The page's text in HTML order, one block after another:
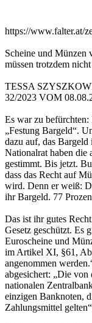
https://www.falter.at/
Scheine und Münzen
müssen trotzdem
TESSA
32/2023 VOM
Es war zu
„Festung Bargeld“.
dazu auf, das
Nationalrat haben die
gestimmt. Bis jetzt.
dass das Recht auf
wird. Denn er weiß:
ihr Bargeld. 77
Das ist ihr gutes
Gesetz geschützt. Es
Euroscheine und
im Artikel XI, §61,
angenommen
abgesichert: „Die von
nationalen
einzigen Banknoten,
Zahlungsmittel